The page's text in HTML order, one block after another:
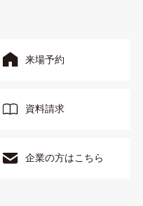
来場予約
資料請求
企業の方はこちら